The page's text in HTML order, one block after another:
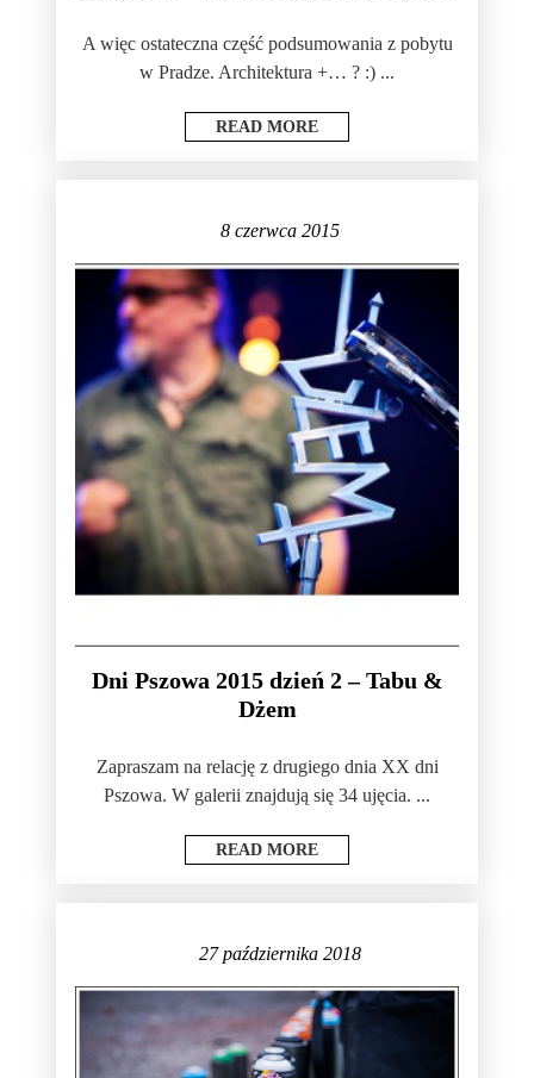
A więc ostateczna część podsumowania z pobytu
w Pradze. Architektura +… ? :) ...
READ MORE
8 czerwca 2015
Dni Pszowa 2015 dzień 2 – Tabu &
Dżem
Zapraszam na relację z drugiego dnia XX dni
Pszowa. W galerii znajdują się 34 ujęcia. ...
READ MORE
27 października 2018